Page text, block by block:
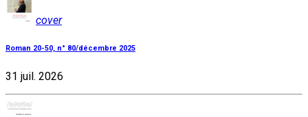
cover
Roman 20-50, n° 80/décembre 2025
31 juil. 2026